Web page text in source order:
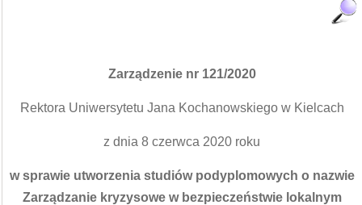
Zarządzenie nr 121/2020
Rektora Uniwersytetu Jana Kochanowskiego w Kielcach
z dnia 8 czerwca 2020 roku
w sprawie utworzenia studiów podyplomowych o nazwie
Zarządzanie kryzysowe w bezpieczeństwie lokalnym